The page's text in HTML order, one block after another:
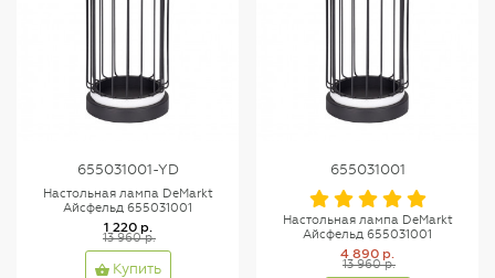
655031001-YD
Настольная лампа DeMarkt
Айсфельд 655031001
1 220 р.
13 960 р.
Купить
655031001
Настольная лампа DeMarkt
Айсфельд 655031001
4 890 р.
13 960 р.